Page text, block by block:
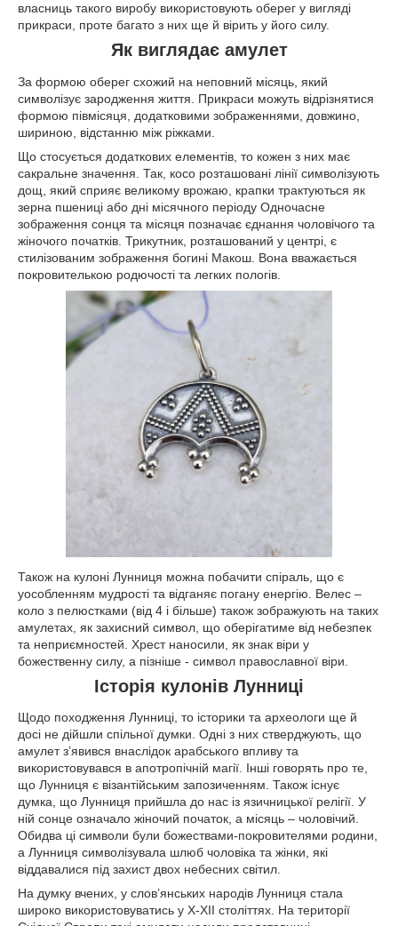
власниць такого виробу використовують оберег у вигляді
прикраси, проте багато з них ще й вірить у його силу.
Як виглядає амулет
За формою оберег схожий на неповний місяць, який
символізує зародження життя. Прикраси можуть відрізнятися
формою півмісяця, додатковими зображеннями, довжино,
шириною, відстанню між ріжками.
Що стосується додаткових елементів, то кожен з них має
сакральне значення. Так, косо розташовані лінії символізують
дощ, який сприяє великому врожаю, крапки трактуються як
зерна пшениці або дні місячного періоду Одночасне
зображення сонця та місяця позначає єднання чоловічого та
жіночого початків. Трикутник, розташований у центрі, є
стилізованим зображення богині Макош. Вона вважається
покровителькою родючості та легких пологів.
Також на кулоні Лунниця можна побачити спіраль, що є
уособленням мудрості та відганяє погану енергію. Велес –
коло з пелюстками (від 4 і більше) також зображують на таких
амулетах, як захисний символ, що оберігатиме від небезпек
та неприємностей. Хрест наносили, як знак віри у
божественну силу, а пізніше - символ православної віри.
Історія кулонів Лунниці
Щодо походження Лунниці, то історики та археологи ще й
досі не дійшли спільної думки. Одні з них стверджують, що
амулет з’явився внаслідок арабського впливу та
використовувався в апотропічній магії. Інші говорять про те,
що Лунниця є візантійським запозиченням. Також існує
думка, що Лунниця прийшла до нас із язичницької релігії. У
ній сонце означало жіночий початок, а місяць – чоловічий.
Обидва ці символи були божествами-покровителями родини,
а Лунниця символізувала шлюб чоловіка та жінки, які
віддавалися під захист двох небесних світил.
На думку вчених, у слов’янських народів Лунниця стала
широко використовуватись у X-XII століттях. На території